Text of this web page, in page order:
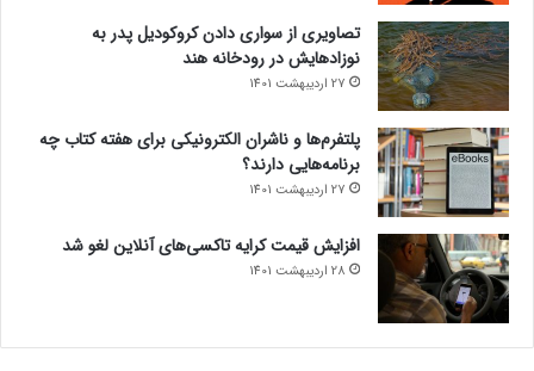
تصاویری از سواری دادن کروکودیل پدر به
نوزادهایش در رودخانه هند
27 اردیبهشت 1401
پلتفرم‌ها و ناشران الکترونیکی برای هفته کتاب چه
برنامه‌هایی دارند؟
27 اردیبهشت 1401
افزایش قیمت کرایه تاکسی‌های آنلاین لغو شد
28 اردیبهشت 1401